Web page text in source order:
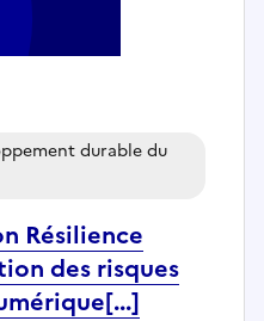
Résilience
des risques
durable du